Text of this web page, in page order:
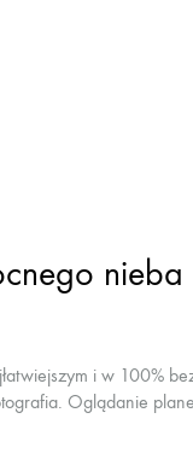
i w 100%
Oglądanie